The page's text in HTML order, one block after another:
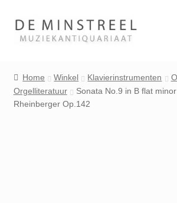
Ga
door
Ga
naar
Contact
Home Winkel Klavierinstrumenten
Orgelliteratuur
Sonata No.9 in B flat
Rheinberger Op.142